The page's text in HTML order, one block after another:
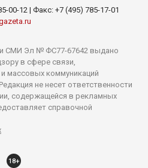
00-12 | Факс: +7 (495) 785-17-01
СМИ Эл № ФС77-67642 выдано
в сфере связи,
массовых коммуникаций
не несет ответственности
содержащейся в рекламных
справочной
18+